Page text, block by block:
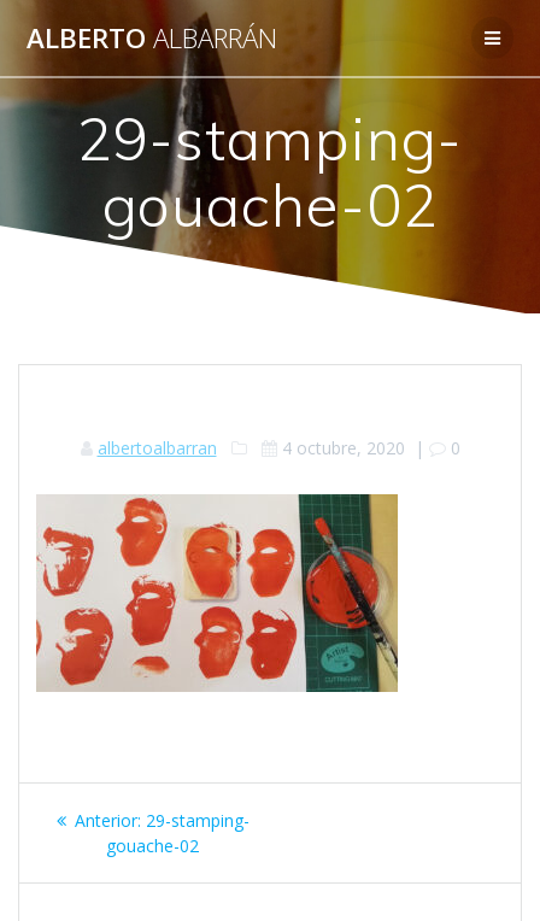
al
contenido
ALBERTO ALBARRÁN
29-stamping-
gouache-02
albertoalbarran 4 octubre, 2020 | 0
Navegación
Anterior: Entrada
anterior:
29-stamping-
gouache-02